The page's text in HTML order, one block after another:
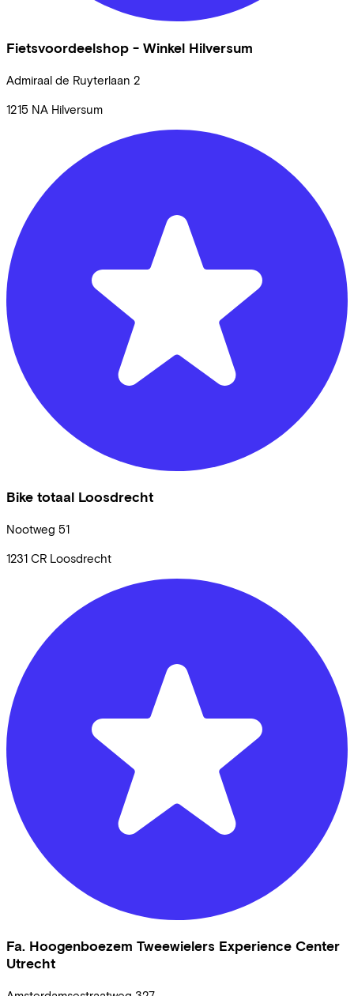
Fietsvoordeelshop - Winkel Hilversum
Admiraal de Ruyterlaan 2
1215 NA Hilversum
Bike totaal Loosdrecht
Nootweg 51
1231 CR Loosdrecht
Fa. Hoogenboezem Tweewielers Experience Center
Utrecht